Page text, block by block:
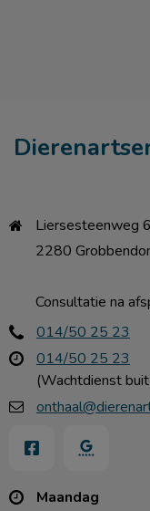
Liersesteenweg 6
2280
Consultatie na
014/50 25 23
014/50 25 23
(Wachtdienst
Maandag